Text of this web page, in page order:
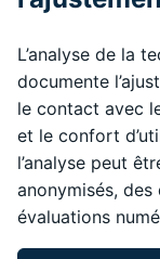
L’analyse de la
documente
le contact avec
et le confort
l’analyse peut
anonymisés,
évaluations